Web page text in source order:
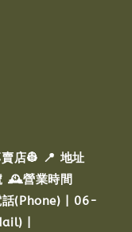
店👷 📍 地址
🕰️營業時間
(Phone) | 06-
|